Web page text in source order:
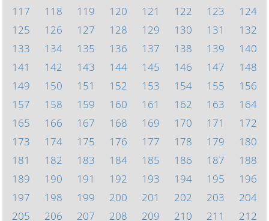
117
118 119 120 121 122 123
124
125
126 127 128 129 130 131
132
133
134 135 136 137 138 139
140
141
142 143 144 145 146 147
148
149
150 151 152 153 154 155
156
157
158 159 160 161 162 163
164
165
166 167 168 169 170 171
172
173
174 175 176 177 178 179
180
181
182 183 184 185 186 187
188
189
190 191 192 193 194 195
196
197
198 199 200 201 202 203
204
205
206 207 208 209 210 211 212